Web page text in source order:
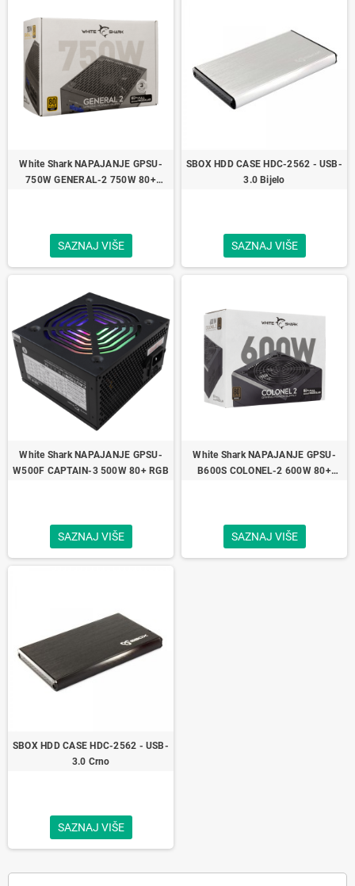
White Shark NAPAJANJE GPSU-
750W GENERAL-2 750W 80+
SAZNAJ VIŠE
SBOX HDD CASE HDC-2562 - USB-
3.0 Bijelo
SAZNAJ VIŠE
White Shark NAPAJANJE GPSU-
W500F CAPTAIN-3 500W 80+ RGB
SAZNAJ VIŠE
White Shark NAPAJANJE GPSU-
B600S COLONEL-2 600W 80+
SAZNAJ VIŠE
SBOX HDD CASE HDC-2562 - USB-
3.0 Crno
SAZNAJ VIŠE